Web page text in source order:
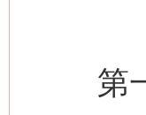
第一